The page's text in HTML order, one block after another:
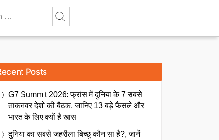
Posts
G7 Summit 2026: फ्रांस में दुनिया के 7 सबसे
ताकतवर देशों की बैठक, जानिए 13 बड़े फैसले और
भारत के लिए क्यों है खास
दुनिया का सबसे जहरीला बिच्छू कौन सा है?, जानें